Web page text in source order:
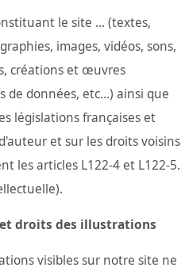
le site ... (textes,
images, vidéos, sons,
créations et œuvres
de données, etc...) ainsi que
législations françaises et
et sur les droits voisins
les articles L122-4 et L122-5.
droits des illustrations
visibles sur notre site ne